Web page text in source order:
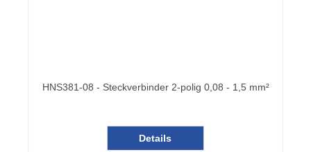
HNS381-08 - Steckverbinder 2-polig 0,08 - 1,5 mm²
Details